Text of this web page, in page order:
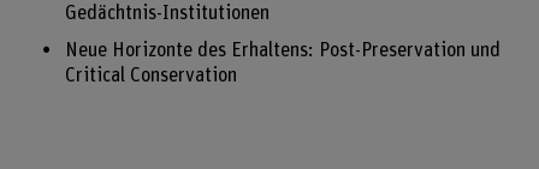
Gedächtnis-Institutionen
Neue Horizonte des Erhaltens: Post-Preservation und
Critical Conservation